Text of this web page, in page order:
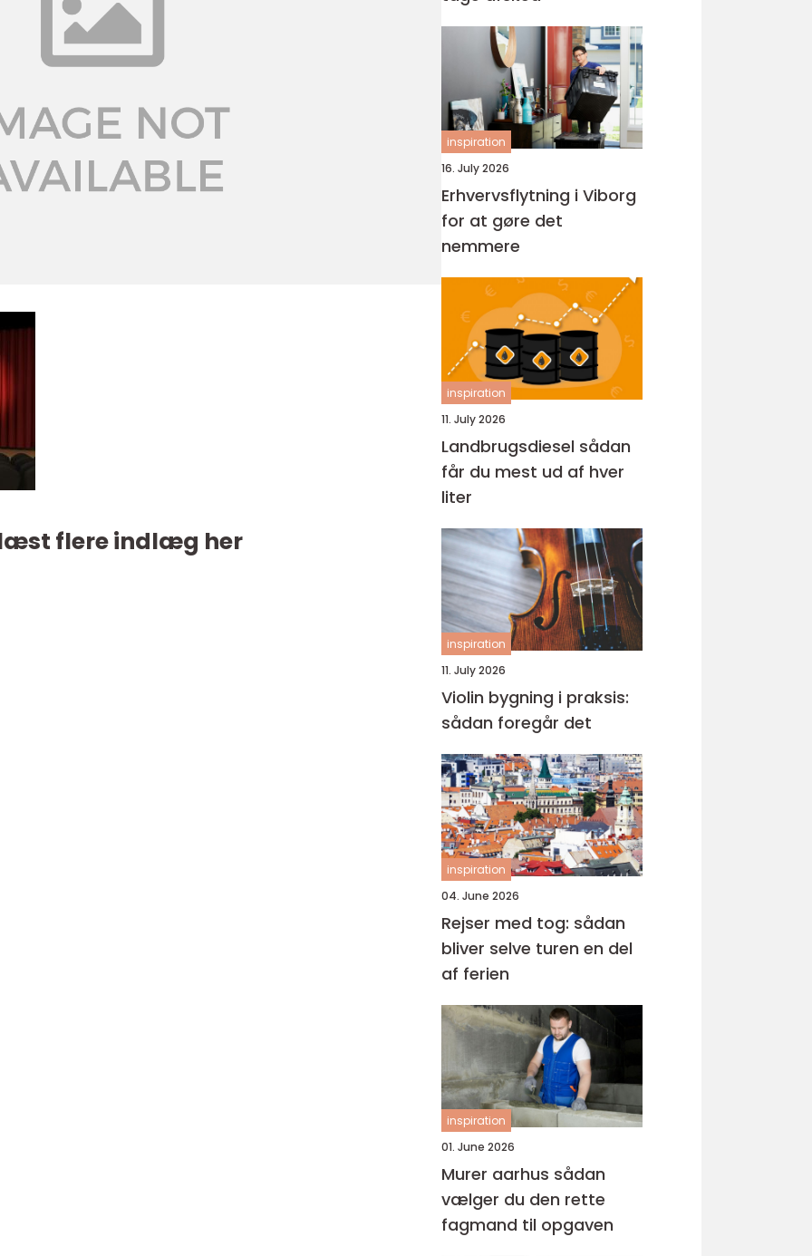
flere indlæg her
inspiration
16. July 2026
Erhvervsflytning i Viborg
for at gøre det
nemmere
inspiration
11. July 2026
Landbrugsdiesel sådan
får du mest ud af hver
liter
inspiration
11. July 2026
Violin bygning i praksis:
sådan foregår det
inspiration
04. June 2026
Rejser med tog: sådan
bliver selve turen en del
af ferien
inspiration
01. June 2026
Murer aarhus sådan
vælger du den rette
fagmand til opgaven